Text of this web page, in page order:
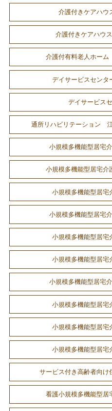
介護付きケアハ
介護付きケアハウ
介護付有料老人ホー
デイサービスセン
デイサービス
通所リハビリテーション
小規模多機能型居宅
小規模多機能型居宅
小規模多機能型居
小規模多機能型居宅
小規模多機能型居
小規模多機能型居
小規模多機能型居宅
小規模多機能型居
小規模多機能型居
小規模多機能型居
サービス付き高齢者向
看護小規模多機能型